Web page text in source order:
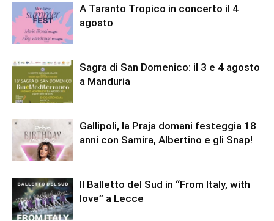
A Taranto Tropico in concerto il 4
agosto
Sagra di San Domenico: il 3 e 4 agosto
a Manduria
Gallipoli, la Praja domani festeggia 18
anni con Samira, Albertino e gli Snap!
Il Balletto del Sud in “From Italy, with
love” a Lecce